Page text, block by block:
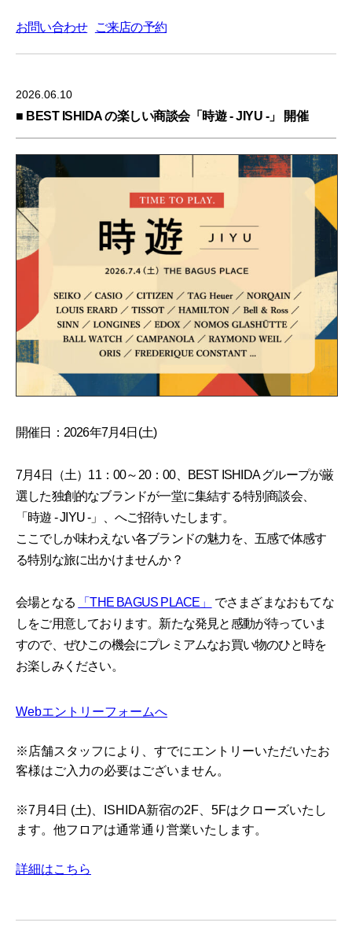
お問い合わせ ご来店の予約
2026.06.10
■ BEST ISHIDA の楽しい商談会「時遊 - JIYU -」 開催
開催日：2026年7月4日(土)
7月4日（土）11：00～20：00、BEST ISHIDA グループが厳
選した独創的なブランドが一堂に集結する特別商談会、
「時遊 - JIYU -」、へご招待いたします。
ここでしか味わえない各ブランドの魅力を、五感で体感す
る特別な旅に出かけませんか？
会場となる 「THE BAGUS PLACE」
でさまざまなおもてな
しをご用意しております。新たな発見と感動が待っていま
すので、ぜひこの機会にプレミアムなお買い物のひと時を
お楽しみください。
Webエントリーフォームへ
※店舗スタッフにより、すでにエントリーいただいたお
客様はご入力の必要はございません。
※7月4日 (土)、ISHIDA新宿の2F、5Fはクローズいたし
ます。他フロアは通常通り営業いたします。
詳細はこちら